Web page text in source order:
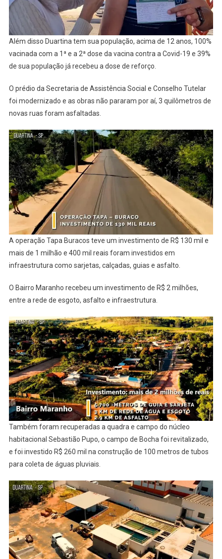
Além disso Duartina tem sua população, acima de 12 anos, 100%
vacinada com a 1ª e a 2ª dose da vacina contra a Covid-19 e 39%
de sua população já recebeu a dose de reforço.
O prédio da Secretaria de Assistência Social e Conselho Tutelar
foi modernizado e as obras não pararam por aí, 3 quilômetros de
novas ruas foram asfaltadas.
A operação Tapa Buracos teve um investimento de R$ 130 mil e
mais de 1 milhão e 400 mil reais foram investidos em
infraestrutura como sarjetas, calçadas, guias e asfalto.
O Bairro Maranho recebeu um investimento de R$ 2 milhões,
entre a rede de esgoto, asfalto e infraestrutura.
Também foram recuperadas a quadra e campo do núcleo
habitacional Sebastião Pupo, o campo de Bocha foi revitalizado,
e foi investido R$ 260 mil na construção de 100 metros de tubos
para coleta de águas pluviais.